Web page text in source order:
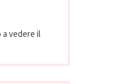
a vedere il